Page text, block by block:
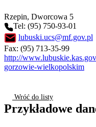
Rzepin, Dworcowa 5
Tel: (95) 750-93-01
lubuski.ucs@mf.gov.pl
Fax: (95) 713-35-99
http://
gorzowie-wielkopolskim
Wróć do listy
Przykładowe